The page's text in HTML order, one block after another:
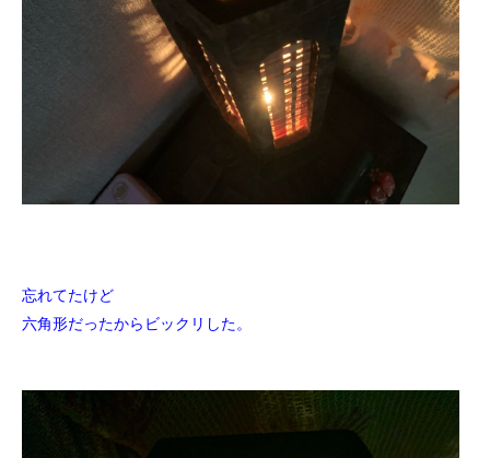
忘れてたけど
六角形だったからビックリした。